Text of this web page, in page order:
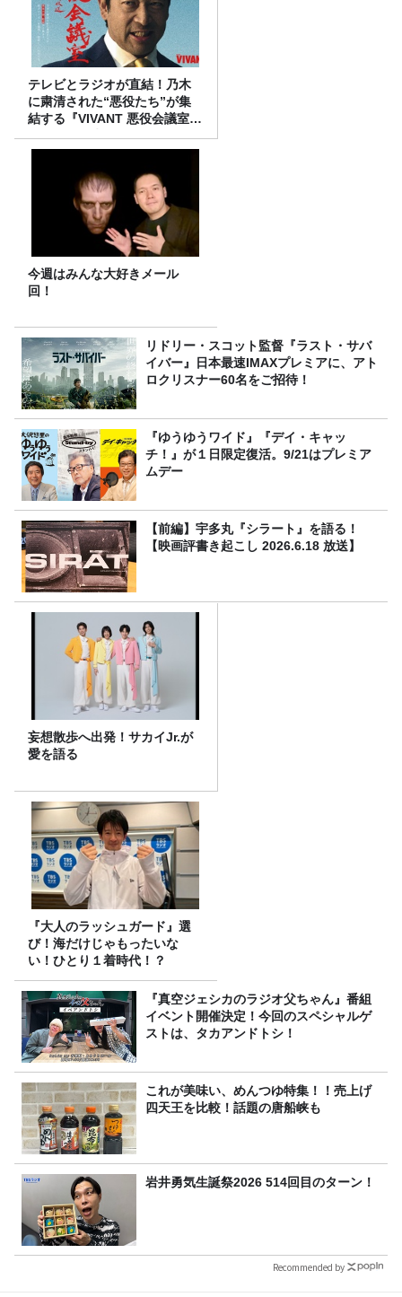
テレビとラジオが直結！乃木
に粛清された“悪役たち”が集
結する『VIVANT 悪役会議室』
7/26(日)23時スタート！
今週はみんな大好きメール
回！
リドリー・スコット監督『ラスト・サバ
イバー』日本最速IMAXプレミアに、アト
ロクリスナー60名をご招待！
『ゆうゆうワイド』『デイ・キャッ
チ！』が１日限定復活。9/21はプレミア
ムデー
【前編】宇多丸『シラート』を語る！
【映画評書き起こし 2026.6.18 放送】
妄想散歩へ出発！サカイJr.が
愛を語る
『大人のラッシュガード』選
び！海だけじゃもったいな
い！ひとり１着時代！？
『真空ジェシカのラジオ父ちゃん』番組
イベント開催決定！今回のスペシャルゲ
ストは、タカアンドトシ！
これが美味い、めんつゆ特集！！売上げ
四天王を比較！話題の唐船峡も
岩井勇気生誕祭2026 514回目のターン！
Recommended by